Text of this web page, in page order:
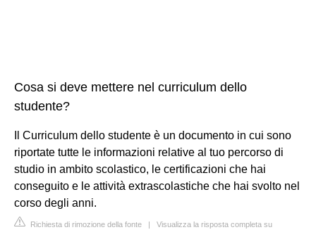
Cosa si deve mettere nel curriculum dello
studente?
Il Curriculum dello studente è un documento in cui sono
riportate tutte le informazioni relative al tuo percorso di
studio in ambito scolastico, le certificazioni che hai
conseguito e le attività extrascolastiche che hai svolto nel
corso degli anni.
Richiesta di rimozione della fonte | Visualizza la risposta completa su